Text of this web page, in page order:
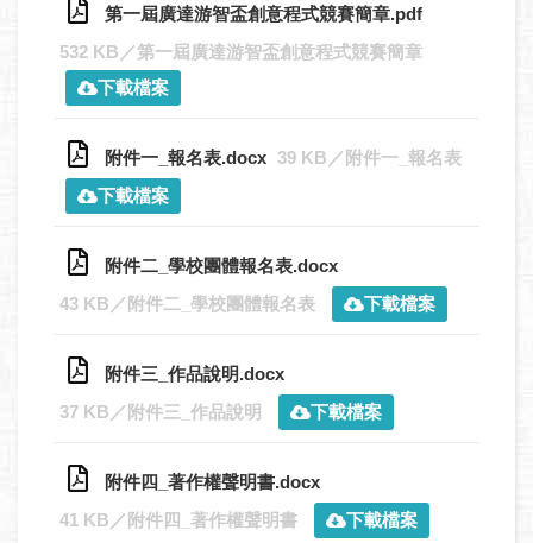
第一屆廣達游智盃創意程式競賽簡章.pdf
532 KB／第一屆廣達游智盃創意程式競賽簡章
下載檔案
附件一_報名表.docx 39 KB／附件一_報名表
下載檔案
附件二_學校團體報名表.docx
43 KB／附件二_學校團體報名表
下載檔案
附件三_作品說明.docx
37 KB／附件三_作品說明
下載檔案
附件四_著作權聲明書.docx
41 KB／附件四_著作權聲明書
下載檔案